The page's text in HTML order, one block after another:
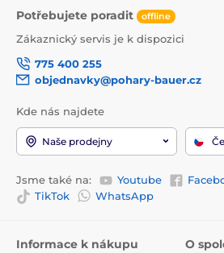
Potřebujete poradit offline
Zákaznický servis je k dispozici
775 400 255
objednavky@pohary-bauer.cz
Kde nás najdete
Naše prodejny
Jsme také na: Youtube
TikTok
WhatsApp
Informace k nákupu O